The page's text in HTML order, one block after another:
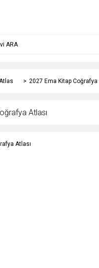
2027 Ema Kitap Coğrafya
Atlası